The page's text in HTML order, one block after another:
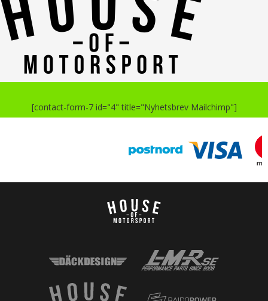
[contact-form-7 id="4" title="Nyhetsbrev Mailchimp"]